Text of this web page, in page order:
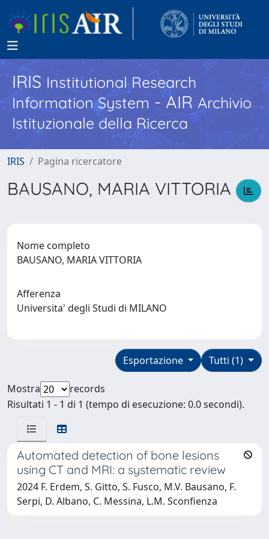
IRISInstitutional Research
Information System - AIR Archivio
Istituzionale della Ricerca
IRIS Pagina ricercatore
BAUSANO, MARIA VITTORIA
Nome completo
BAUSANO, MARIA VITTORIA
Afferenza
Universita' degli Studi di MILANO
Tutti (1)
Esportazione
Mostra
records
Risultati 1 - 1 di 1 (tempo di esecuzione: 0.0 secondi).
Automated detection of bone lesions
using CT and MRI: a systematic review
2024 F. Erdem, S. Gitto, S. Fusco, M.V. Bausano, F.
Serpi, D. Albano, C. Messina, L.M. Sconfienza